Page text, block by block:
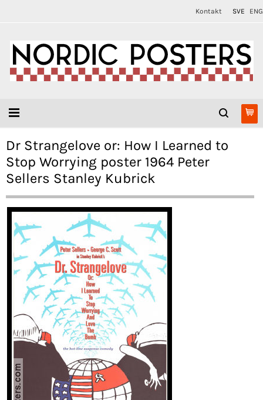
Kontakt SVE ENG
Dr Strangelove or: How I Learned to
Stop Worrying poster 1964 Peter
Sellers Stanley Kubrick